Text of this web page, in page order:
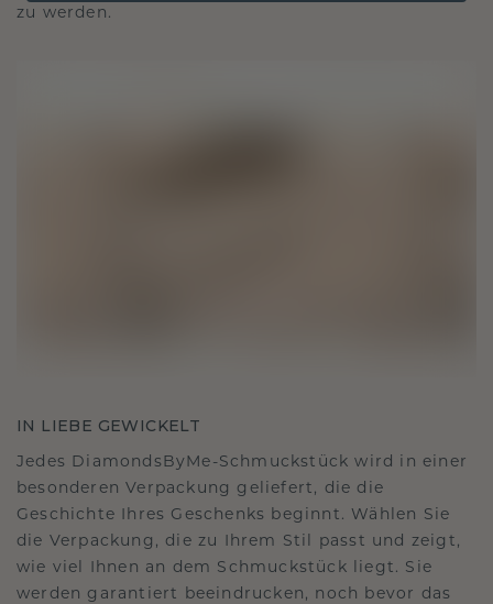
zu werden.
IN LIEBE GEWICKELT
Jedes DiamondsByMe-Schmuckstück wird in einer
besonderen Verpackung geliefert, die die
Geschichte Ihres Geschenks beginnt. Wählen Sie
die Verpackung, die zu Ihrem Stil passt und zeigt,
wie viel Ihnen an dem Schmuckstück liegt. Sie
werden garantiert beeindrucken, noch bevor das